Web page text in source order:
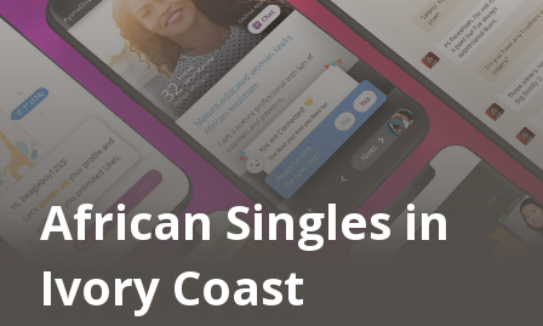
African Singles in
Ivory Coast